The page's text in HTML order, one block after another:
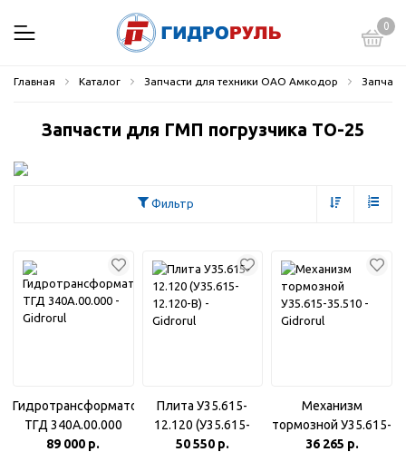
0
Главная Каталог Запчасти для техники ОАО Амкодор
Запчасти для ГМП погрузчика ТО-25
Фильтр
Гидротрансформатор
ТГД 340А.00.000
89 000 р.
Плита У35.615-
12.120 (У35.615-
12.120-В)
50 550 р.
Механизм
тормозной У35.615-
35.510
36 265 р.